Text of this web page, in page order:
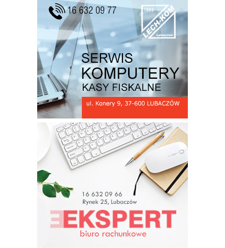
Festiwal Kresów – Madonny Archidiecezji
Lwowskiej – K.Kozłowski